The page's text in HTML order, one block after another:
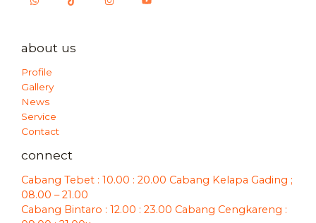
about us
Profile
Gallery
News
Service
Contact
connect
Cabang Tebet : 10.00 : 20.00 Cabang Kelapa Gading ;
08.00 – 21.00
Cabang Bintaro : 12.00 : 23.00 Cabang Cengkareng :